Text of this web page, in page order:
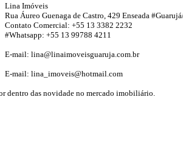
Lina Imóveis
Rua Áureo Guenaga de Castro, 429 Enseada #Guarujá/
Contato Comercial: +55 13 3382 2232
#Whatsapp: +55 13 99788 4211
E-mail: lina@linaimoveisguaruja.com.br
E-mail: lina_imoveis@hotmail.com
dentro das novidade no mercado imobiliário.